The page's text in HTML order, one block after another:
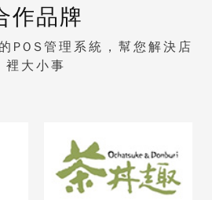
作品牌
POS管理系統，幫您解決店
裡大小事